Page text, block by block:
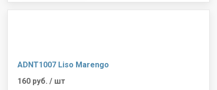
ADNT1007 Liso Marengo
160 руб. / шт